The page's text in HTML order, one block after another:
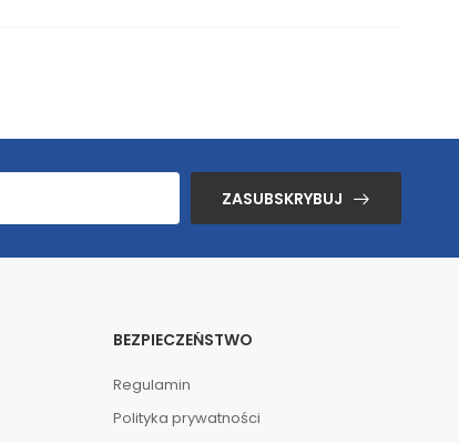
ZASUBSKRYBUJ
BEZPIECZEŃSTWO
Regulamin
Polityka prywatności